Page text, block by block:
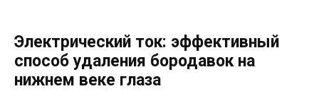
Электрический ток: эффективный
способ удаления бородавок на
нижнем веке глаза